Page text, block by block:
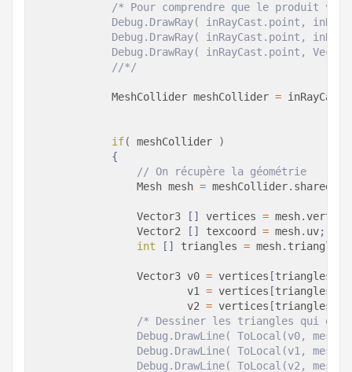
/* Pour comprendre que le produit
Debug.DrawRay( inRayCast.point,
Debug.DrawRay(
Debug.DrawRay( inRayCast.point,
            //*/
MeshCollider meshCollider = inRayCast
if( meshCollider
)
{
// On récupère la géométrie
Mesh mesh = meshCollider.
                Vector3
[ ] vertices = mesh.
                Vector2
[ ] texcoord = mesh. uv;
int
[ ] triangles = mesh. triangles
Vector3 v0 = vertices [triangles
                        v1
= vertices [triangles
                        v2
= vertices [triangles
/* Dessiner les triangles qui ont
Debug.DrawLine( ToLocal(v0,
Debug.DrawLine( ToLocal(v1,
Debug.DrawLine( ToLocal(v2,